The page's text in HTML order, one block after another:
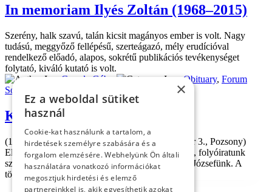
In memoriam Ilyés Zoltán (1968–2015)
Szerény, halk szavú, talán kicsit magányos ember is volt. Nagy
tudású, meggyőző fellépésű, szerteágazó, mély erudícióval
rendelkező előadó, alapos, sokrétű publikációs tevékenységet
folytató, kiváló kutató is volt.
Csanda Gábor
Obituary, Forum
Social Science Review
Kiss József
(1944. április 28., Nagykapos – 2013. szeptember 3., Pozsony)
Elhunyt Kiss József történész, levéltáros, újságíró, folyóiratunk
szerkesztőbizottságának tagja, szeretett és tisztelt Józsefünk. A
történeti publicisztika volt egyik nagy erőssé...
×
Ez a weboldal sütiket
használ
Cookie-kat használunk a tartalom, a
hirdetések személyre szabására és a
forgalom elemzésére. Webhelyünk Ön általi
használatára vonatkozó információkat
megosztjuk hirdetési és elemző
partnereinkkel is, akik egyesíthetik azokat